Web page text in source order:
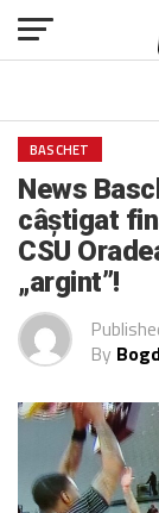
BASCHET
News
câștigat
CSU
„argint”!
By